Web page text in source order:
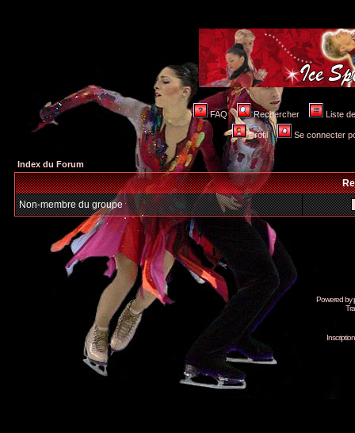
FAQ Rechercher Liste
Profil Se connecter
Index du Forum
Non-membre du groupe
Powered by